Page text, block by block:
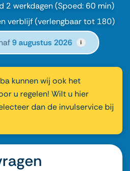
2 werkdagen (Spoed: 60 min)
verblijf (verlengbaar tot 180)
9 augustus 2026 i
kunnen wij ook het
u regelen! Wilt u hier
dan de invulservice bij